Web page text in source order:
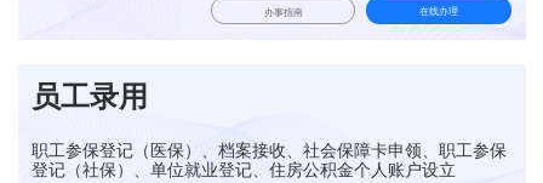
办事指南 在线办理
员工录用
职工参保登记（医保）、档案接收、社会保障卡申领、职工参保
登记（社保）、单位就业登记、住房公积金个人账户设立